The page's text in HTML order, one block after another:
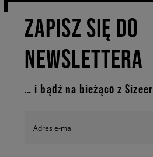
ZAPISZ SIĘ DO
NEWSLETTERA
… i bądź na bieżąco z Sizeer
Adres e-mail